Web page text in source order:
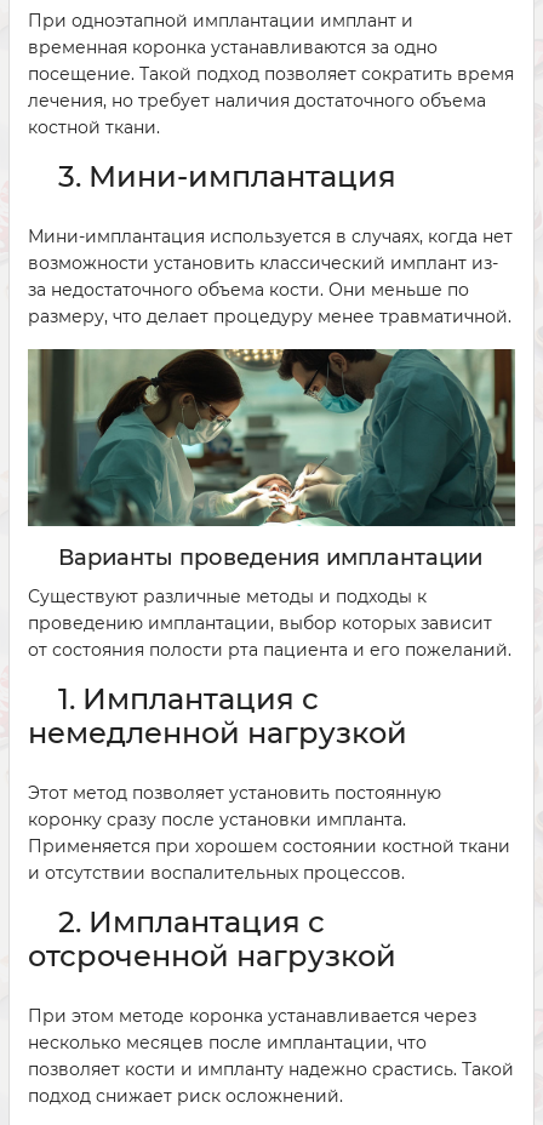
При одноэтапной имплантации имплант и
временная коронка устанавливаются за одно
посещение. Такой подход позволяет сократить время
лечения, но требует наличия достаточного объема
костной ткани.
3. Мини-имплантация
Мини-имплантация используется в случаях, когда нет
возможности установить классический имплант из-
за недостаточного объема кости. Они меньше по
размеру, что делает процедуру менее травматичной.
Варианты проведения имплантации
Существуют различные методы и подходы к
проведению имплантации, выбор которых зависит
от состояния полости рта пациента и его пожеланий.
1. Имплантация с
немедленной нагрузкой
Этот метод позволяет установить постоянную
коронку сразу после установки импланта.
Применяется при хорошем состоянии костной ткани
и отсутствии воспалительных процессов.
2. Имплантация с
отсроченной нагрузкой
При этом методе коронка устанавливается через
несколько месяцев после имплантации, что
позволяет кости и импланту надежно срастись. Такой
подход снижает риск осложнений.